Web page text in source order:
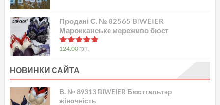
Продані С. № 82565 BIWEIER
Марокканське мереживо бюст
в 5.00з 5
124.00 грн.
НОВИНКИ САЙТА
В. № 89313 BIWEIER Бюстгальтер
жіночність